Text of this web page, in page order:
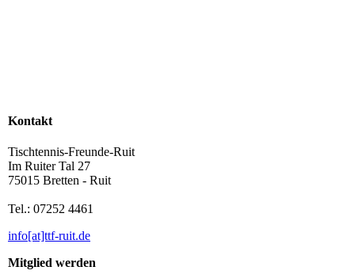
Kontakt
Tischtennis-Freunde-Ruit
Im Ruiter Tal 27
75015 Bretten - Ruit
Tel.: 07252 4461
info[at]ttf-ruit.de
Mitglied werden